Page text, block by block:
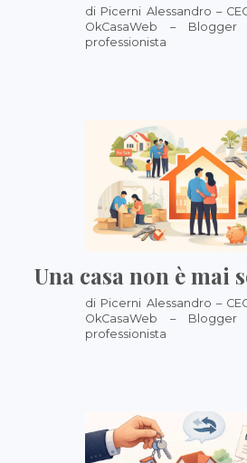
di Picerni Alessandro –
OkCasaWeb – Blogger
professionista
Una casa non è mai
di Picerni Alessandro –
OkCasaWeb – Blogger
professionista